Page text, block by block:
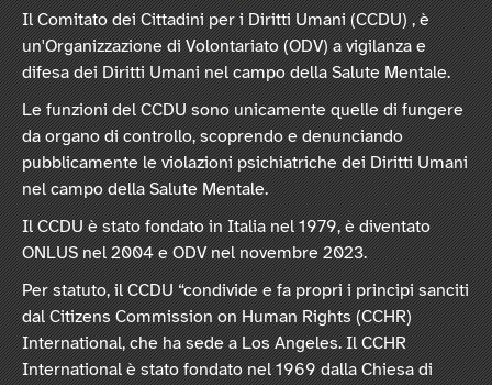
Il Comitato dei Cittadini per i Diritti Umani (CCDU) , è
un'Organizzazione di Volontariato (ODV) a vigilanza e
difesa dei Diritti Umani nel campo della Salute Mentale.
Le funzioni del CCDU sono unicamente quelle di fungere
da organo di controllo, scoprendo e denunciando
pubblicamente le violazioni psichiatriche dei Diritti Umani
nel campo della Salute Mentale.
Il CCDU è stato fondato in Italia nel 1979, è diventato
ONLUS nel 2004 e ODV nel novembre 2023.
Per statuto, il CCDU “condivide e fa propri i principi sanciti
dal Citizens Commission on Human Rights (CCHR)
International, che ha sede a Los Angeles. Il CCHR
International è stato fondato nel 1969 dalla Chiesa di